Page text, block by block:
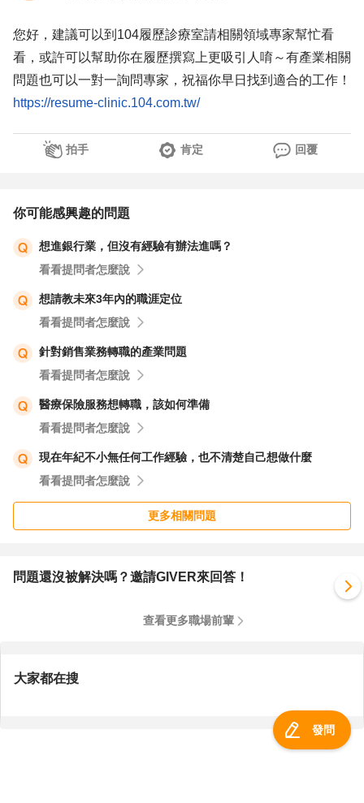
您好，建議可以到104履歷診療室請相關領域專家幫忙看
看，或許可以幫助你在履歷撰寫上更吸引人唷～有產業相關
問題也可以一對一詢問專家，祝福你早日找到適合的工作！
https://resume-clinic.104.com.tw/
拍手 肯定 回覆
你可能感興趣的問題
想進銀行業，但沒有經驗有辦法進嗎？
看看提問者怎麼說
想請教未來3年內的職涯定位
看看提問者怎麼說
針對銷售業務轉職的產業問題
看看提問者怎麼說
醫療保險服務想轉職，該如何準備
看看提問者怎麼說
現在年紀不小無任何工作經驗，也不清楚自己想做什麼
看看提問者怎麼說
更多相關問題
問題還沒被解決嗎？邀請GIVER來回答！
查看更多職場前輩
大家都在搜
發問